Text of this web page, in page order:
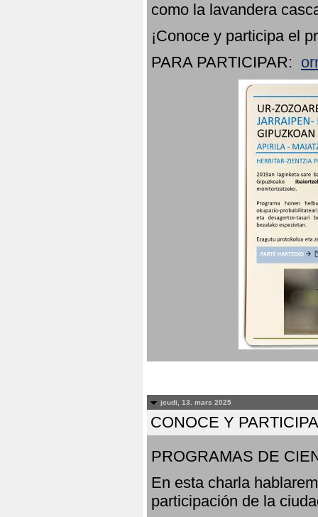
como la lavandera
¡Conoce y participa el
PARA PARTICIPAR:
jeudi, 13. mars 2025
CONOCE Y
PROGRAMAS DE
En esta charla
participación de la